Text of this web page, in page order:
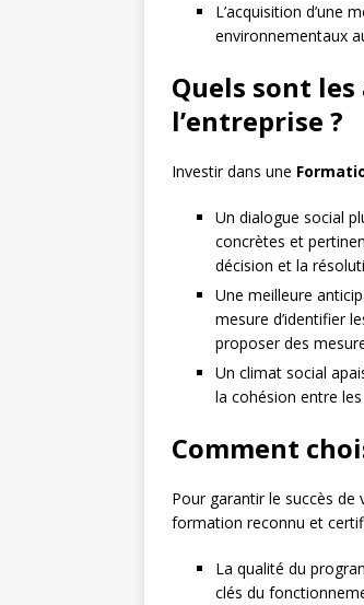
L’acquisition d’une
environnementaux
Quels sont les
l’entreprise ?
Investir dans une
Un dialogue social
concrètes et
décision et la
Une meilleure
mesure d’identifier
proposer des
Un climat social
la cohésion entre
Comment
Pour garantir le succès de
formation reconnu et
La qualité du
clés du